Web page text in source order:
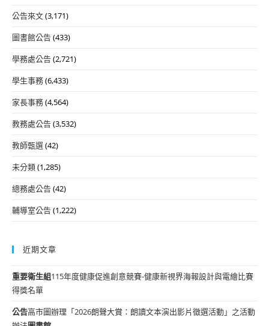
公告來文(3,171)
圖書館公告(433)
學務處公告(2,721)
學生事務(6,433)
家長事務(4,564)
教務處公告(3,532)
教師甄選(42)
未分類(1,285)
總務處公告(42)
輔導室公告(1,222)
近期文章
重要衛生組115年度健康促進創意競賽-健康新視界海報設計與電繪比賽
得獎名單
公告高市圖辦理「2026朗聲大賞：朗讀文本演出影片徵選活動」之活動